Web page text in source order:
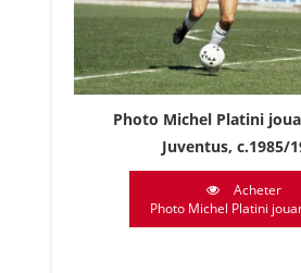
Photo Michel Platini
Juventus, c.1985/
Acheter
Photo Michel Platini